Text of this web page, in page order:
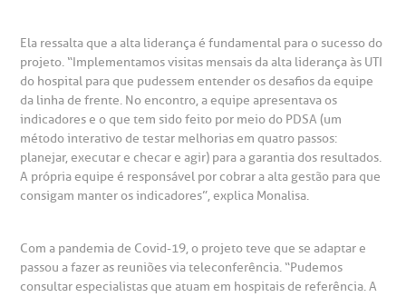
Ela ressalta que a alta liderança é fundamental para o sucesso do
projeto. “Implementamos visitas mensais da alta liderança às UTI
do hospital para que pudessem entender os desafios da equipe
da linha de frente. No encontro, a equipe apresentava os
indicadores e o que tem sido feito por meio do PDSA (um
método interativo de testar melhorias em quatro passos:
planejar, executar e checar e agir) para a garantia dos resultados.
A própria equipe é responsável por cobrar a alta gestão para que
consigam manter os indicadores”, explica Monalisa.
Com a pandemia de Covid-19, o projeto teve que se adaptar e
passou a fazer as reuniões via teleconferência. “Pudemos
consultar especialistas que atuam em hospitais de referência. A